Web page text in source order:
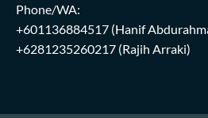
Phone/WA:
+601136884517 (Hanif
+6281235260217 (Rajih Arraki)